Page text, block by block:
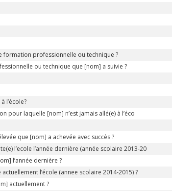
formation professionnelle ou technique ?
ou technique que [nom] a suivie ?
l’école?
pour laquelle [nom] n’est jamais allé(e) à l’éco
que [nom] a achevée avec succès ?
l’ecole l’année dernière (année scolaire 2013-20
l’année dernière ?
l’école (annee scolaire 2014-2015) ?
actuellement ?